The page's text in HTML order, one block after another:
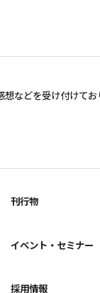
想などを受け付けてお
刊行物
イベント・セミナー
採用情報